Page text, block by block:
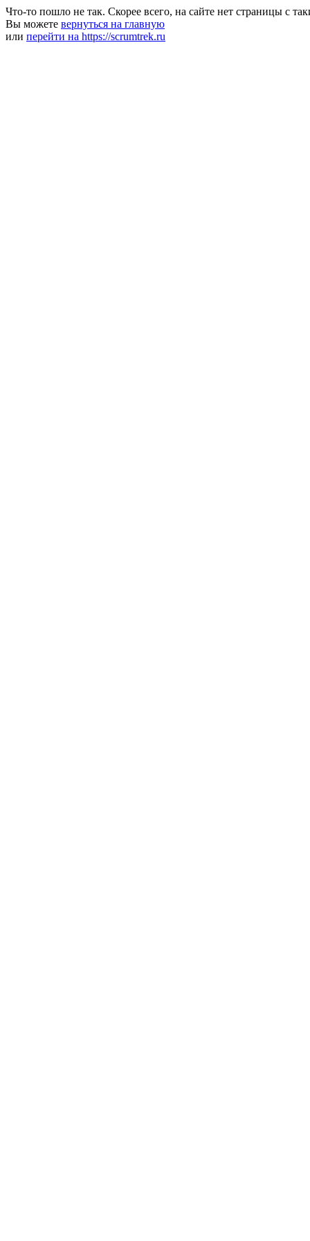
Что-то пошло не так. Скорее всего, на сайте нет страницы с
Вы можете вернуться на главную
или перейти на https://scrumtrek.ru